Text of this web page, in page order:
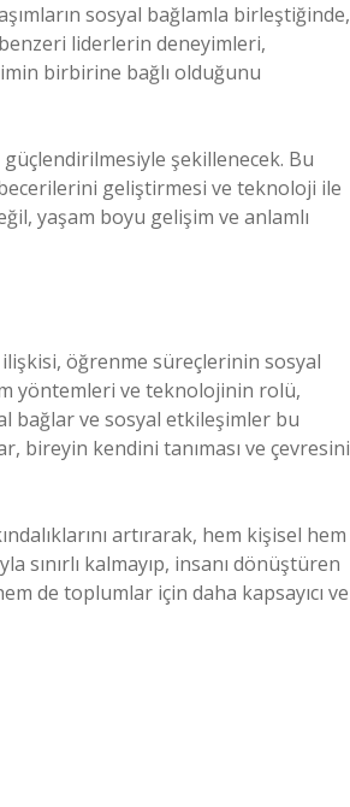
sosyal bağlamla birleştiğinde,
liderlerin deneyimleri,
birbirine bağlı olduğunu
şekillenecek. Bu
geliştirmesi ve teknoloji ile
yaşam boyu gelişim ve anlamlı
ilişkisi, öğrenme süreçlerinin sosyal
yöntemleri ve teknolojinin rolü,
bağlar ve sosyal etkileşimler bu
bireyin kendini tanıması ve çevresini
artırarak, hem kişisel hem
sınırlı kalmayıp, insanı dönüştüren
de toplumlar için daha kapsayıcı ve